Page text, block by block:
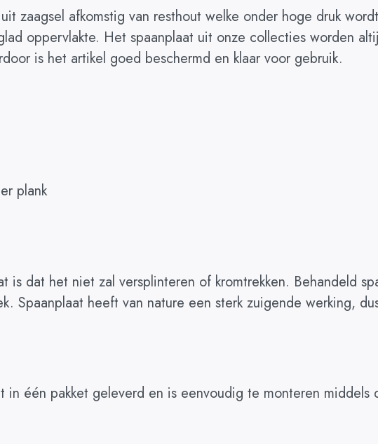
zaagsel afkomstig van resthout welke onder hoge druk
oppervlakte. Het spaanplaat uit onze collecties worden
is het artikel goed beschermd en klaar voor gebruik.
plank
is dat het niet zal versplinteren of kromtrekken. Behandeld
Spaanplaat heeft van nature een sterk zuigende werking,
in één pakket geleverd en is eenvoudig te monteren